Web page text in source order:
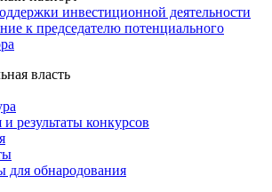
инвестиционной деятельности
к председателю потенциального
власть
и результаты конкурсов
для обнародования